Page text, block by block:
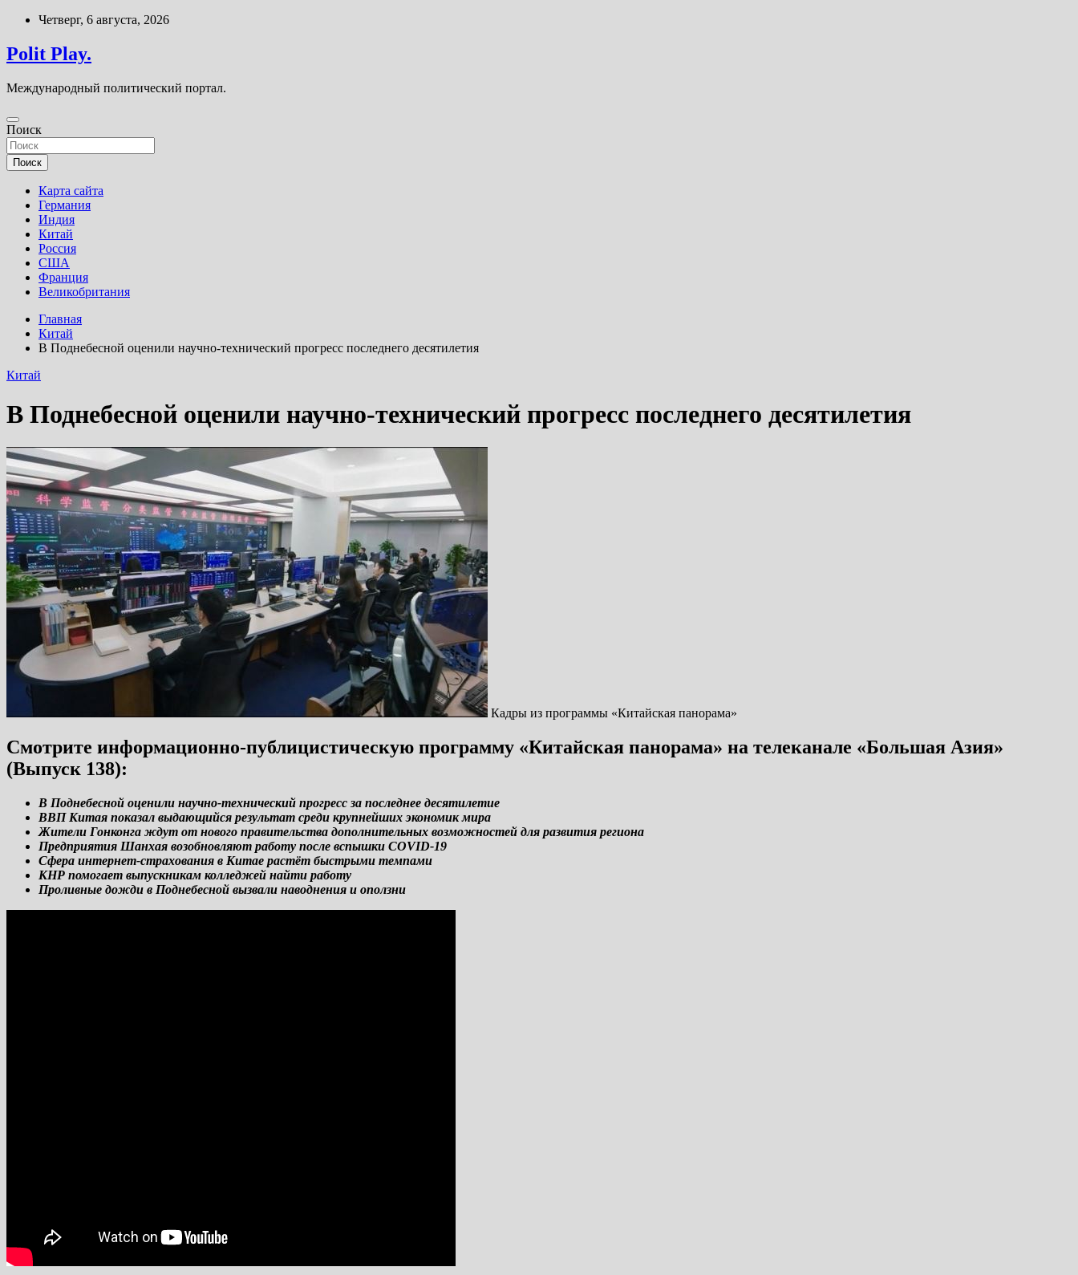
Перейти
содержимому
Четверг, 6 августа, 2026
Polit Play.
Международный политический портал.
Поиск
Поиск
Карта сайта
Германия
Индия
Китай
Россия
США
Франция
Великобритания
Главная
Китай
В Поднебесной оценили научно-технический прогресс последнего десятилетия
Китай
В Поднебесной оценили научно-технический прогресс последнего десятилетия
Кадры из программы «Китайская панорама»
Смотрите информационно-публицистическую программу «Китайская панорама» на телеканале «Большая Азия»
(Выпуск 138):
В Поднебесной оценили научно-технический прогресс за последнее десятилетие
ВВП Китая показал выдающийся результат среди крупнейших экономик мира
Жители Гонконга ждут от нового правительства дополнительных возможностей для развития региона
Предприятия Шанхая возобновляют работу после вспышки COVID-19
Сфера интернет-страхования в Китае растёт быстрыми темпами
КНР помогает выпускникам колледжей найти работу
Проливные дожди в Поднебесной вызвали наводнения и оползни